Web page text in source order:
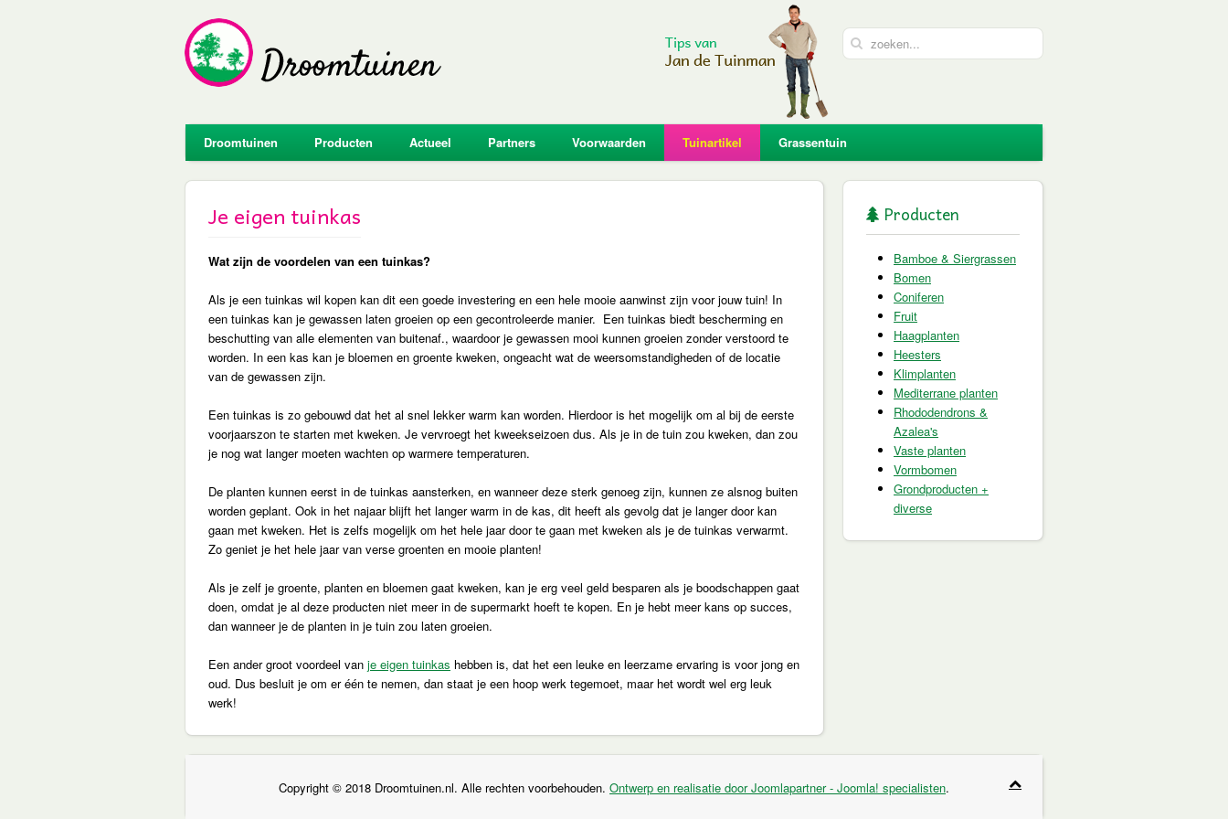
Droomtuinen Producten Actueel Partners Voorwaarden Tuinartikel Grassentuin
Je eigen tuinkas
Wat zijn de voordelen van een tuinkas?
Als je een tuinkas wil kopen kan dit een goede investering en een hele mooie aanwinst zijn voor jouw tuin! In
een tuinkas kan je gewassen laten groeien op een gecontroleerde manier. Een tuinkas biedt bescherming en
beschutting van alle elementen van buitenaf., waardoor je gewassen mooi kunnen groeien zonder verstoord te
worden. In een kas kan je bloemen en groente kweken, ongeacht wat de weersomstandigheden of de locatie
van de gewassen zijn.
Een tuinkas is zo gebouwd dat het al snel lekker warm kan worden. Hierdoor is het mogelijk om al bij de eerste
voorjaarszon te starten met kweken. Je vervroegt het kweekseizoen dus. Als je in de tuin zou kweken, dan zou
je nog wat langer moeten wachten op warmere temperaturen.
De planten kunnen eerst in de tuinkas aansterken, en wanneer deze sterk genoeg zijn, kunnen ze alsnog buiten
worden geplant. Ook in het najaar blijft het langer warm in de kas, dit heeft als gevolg dat je langer door kan
gaan met kweken. Het is zelfs mogelijk om het hele jaar door te gaan met kweken als je de tuinkas verwarmt.
Zo geniet je het hele jaar van verse groenten en mooie planten!
Als je zelf je groente, planten en bloemen gaat kweken, kan je erg veel geld besparen als je boodschappen gaat
doen, omdat je al deze producten niet meer in de supermarkt hoeft te kopen. En je hebt meer kans op succes,
dan wanneer je de planten in je tuin zou laten groeien.
Een ander groot voordeel van je eigen tuinkas hebben is, dat het een leuke en leerzame ervaring is voor jong en
oud. Dus besluit je om er één te nemen, dan staat je een hoop werk tegemoet, maar het wordt wel erg leuk
werk!
Producten
Bamboe & Siergrassen
Bomen
Coniferen
Fruit
Haagplanten
Heesters
Klimplanten
Mediterrane planten
Rhododendrons &
Azalea's
Vaste planten
Vormbomen
Grondproducten +
diverse
Copyright © 2018 Droomtuinen.nl. Alle rechten voorbehouden. Ontwerp en realisatie door Joomlapartner - Joomla! specialisten.